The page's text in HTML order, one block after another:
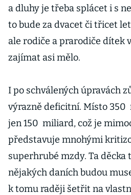
a dluhy je třeba splácet i s
to bude za dvacet či třicet
ale rodiče a prarodiče dítek
zajímat asi mělo.
I po schválených úpravách
výrazně deficitní. Místo 350
jen 150 miliard, což je
představuje mnohými
superhrubé mzdy. Ta děcka
nějakých daních budou
k tomu raději šetřit na